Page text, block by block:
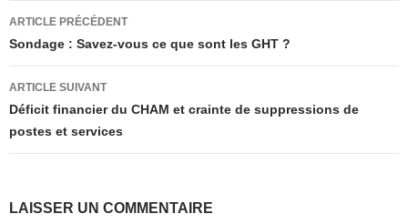
Navigation
des
articles
ARTICLE PRÉCÉDENT
Sondage : Savez-vous ce que sont les GHT ?
ARTICLE SUIVANT
Déficit financier du CHAM et crainte de suppressions de
postes et services
LAISSER UN COMMENTAIRE